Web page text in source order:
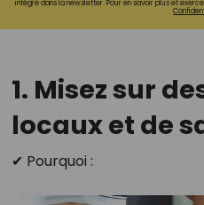
intégré dans la newsletter. Pour en savoir plus et
1. Misez sur
locaux et de
✔ Pourquoi :